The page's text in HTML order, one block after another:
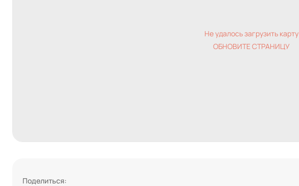
Не удалось загрузить карту
ОБНОВИТЕ СТРАНИЦУ
Поделиться: